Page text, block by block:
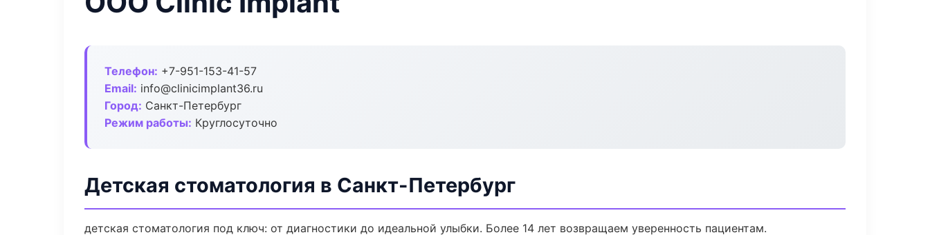
Телефон: +7-951-153-41-57
Email: info@clinicimplant36.ru
Город: Санкт-Петербург
Режим работы: Круглосуточно
Детская стоматология в Санкт-Петербург
детская стоматология под ключ: от диагностики до идеальной улыбки. Более 14 лет возвращаем уверенность пациентам.